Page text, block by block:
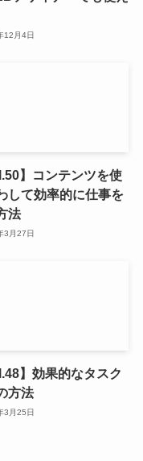
12月4日
】コンテンツを使
して効率的に仕事を
法
3月27日
】効果的なタスク
方法
3月25日